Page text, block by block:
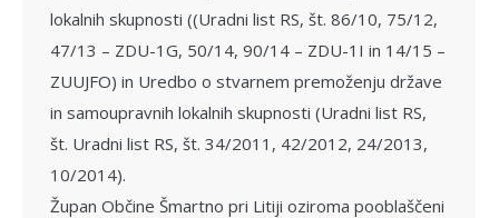
lokalnih skupnosti ((Uradni list RS, št. 86/10, 75/12,
47/13 – ZDU-1G, 50/14, 90/14 – ZDU-1I in 14/15 –
ZUUJFO) in Uredbo o stvarnem premoženju države
in samoupravnih lokalnih skupnosti (Uradni list RS,
št. Uradni list RS, št. 34/2011, 42/2012, 24/2013,
10/2014).
Župan Občine Šmartno pri Litiji oziroma poo­blaščeni